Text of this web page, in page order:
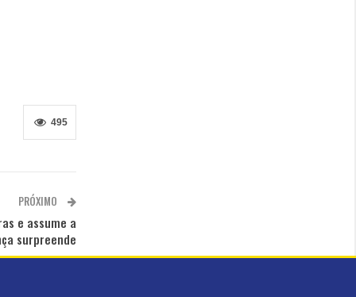
495
PRÓXIMO
e assume a
surpreende